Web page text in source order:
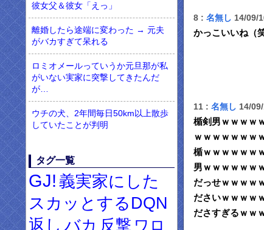
彼女父＆彼女「えっ」
離婚したら途端に変わった → 元夫
がバカすぎて呆れる
ロミオメールっていうか元旦那が私
がいない実家に突撃してきたんだ
が…
ウチの犬、2年間毎日50km以上散歩
していたことが判明
タグ一覧
GJ! 義実家にした
スカッとするDQN
返し バカ 反撃 ワロ
8 : 名無し 14/09/
かっこいいね（笑
11 : 名無し 14/
楯剣男ｗｗｗｗ
ｗｗｗｗｗｗｗ
楯ｗｗｗｗｗｗ
男ｗｗｗｗｗｗ
だっせｗｗｗｗ
ださいｗｗｗｗ
ださすぎるｗｗ